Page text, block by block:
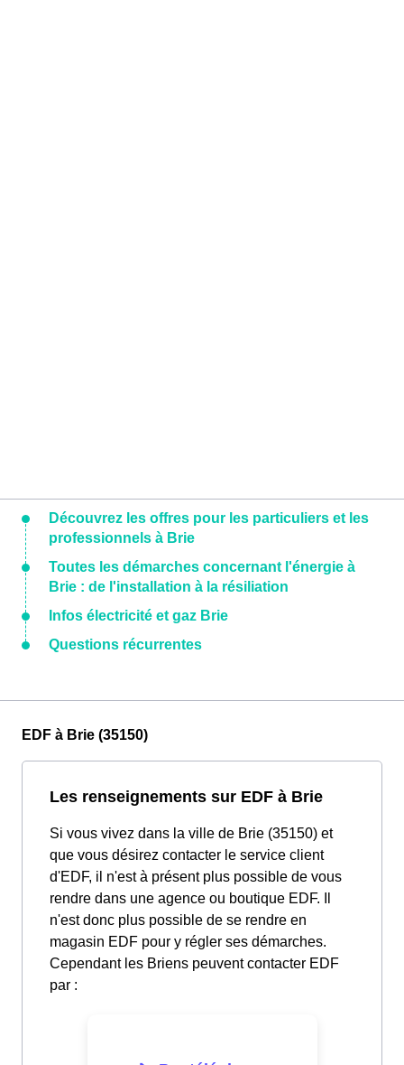
Découvrez les offres pour les particuliers et les
professionnels à Brie
Toutes les démarches concernant l'énergie à
Brie : de l'installation à la résiliation
Infos électricité et gaz Brie
Questions récurrentes
EDF à Brie (35150)
Les renseignements sur EDF à Brie
Si vous vivez dans la ville de Brie (35150) et
que vous désirez contacter le service client
d'EDF, il n'est à présent plus possible de vous
rendre dans une agence ou boutique EDF. Il
n'est donc plus possible de se rendre en
magasin EDF pour y régler ses démarches.
Cependant les Briens peuvent contacter EDF
par :